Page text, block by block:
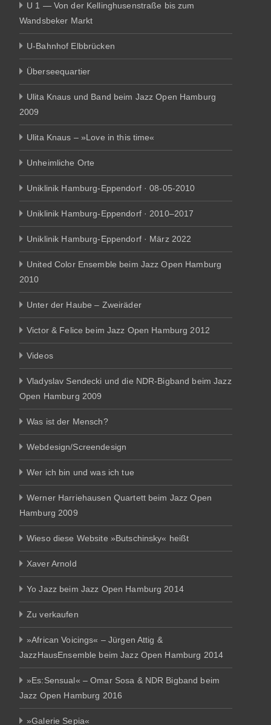
U 1 — Von der Kellinghusenstraße bis zum
Wandsbeker Markt
U-Bahnhof Elbbrücken
Überseequartier
Ulita Knaus und Band beim Jazz Open Hamburg
2009
Ulita Knaus – »Love in this time«
Unheimliche Orte
Uniklinik Hamburg-Eppendorf · 08-05-2010
Uniklinik Hamburg-Eppendorf · 2010–2017
Uniklinik Hamburg-Eppendorf · März 2022
United Color Ensemble beim Jazz Open Hamburg
2010
Unter der Haube – Zweiräder
Victor & Felice beim Jazz Open Hamburg 2012
Videos
Vladyslav Sendecki und die NDR-Bigband beim Jazz
Open Hamburg 2009
Was ist der Mensch?
Webdesign/Screendesign
Wer ich bin und was ich tue
Werner Harriehausen Quartett beim Jazz Open
Hamburg 2009
Wieso diese Website »Butschinsky« heißt
Xaver Arnold
Yo Jazz beim Jazz Open Hamburg 2014
Zu verkaufen
»African Voicings« – Jürgen Attig &
JazzHausEnsemble beim Jazz Open Hamburg 2014
»Es:Sensual« – Omar Sosa & NDR Bigband beim
Jazz Open Hamburg 2016
»Galerie Sepia«